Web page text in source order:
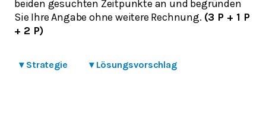
beiden gesuchten Zeitpunkte an und begründen
Sie Ihre Angabe ohne weitere Rechnung. (3 P + 1 P
+ 2 P)
▾ Strategie ▾ Lösungsvorschlag